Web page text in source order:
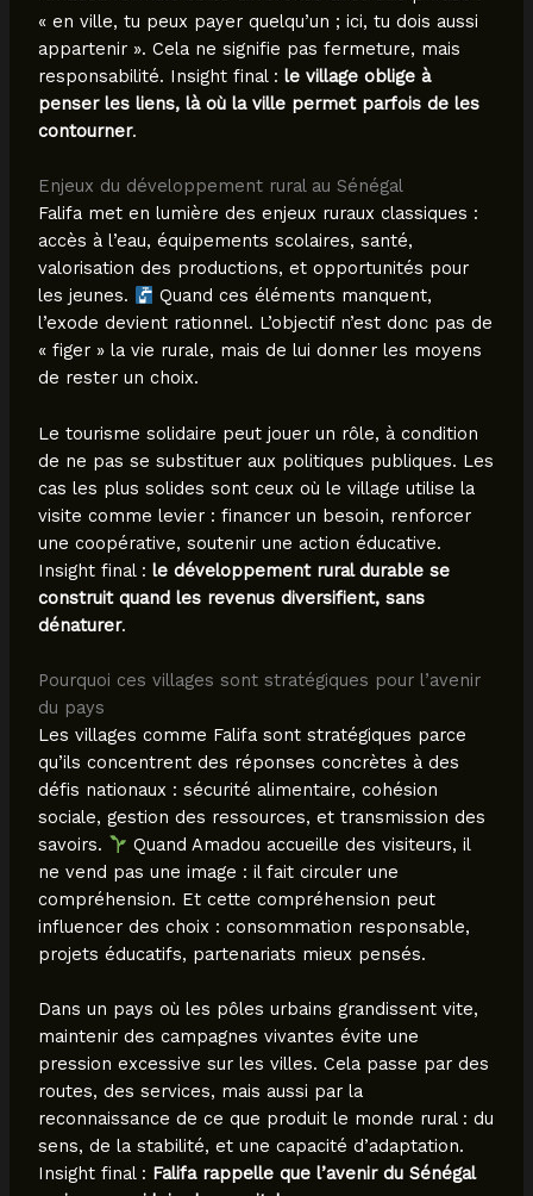
« en ville, tu peux payer quelqu’un ; ici, tu dois aussi
appartenir ». Cela ne signifie pas fermeture, mais
responsabilité. Insight final : le village oblige à
penser les liens, là où la ville permet parfois de les
contourner.
Enjeux du développement rural au Sénégal
Falifa met en lumière des enjeux ruraux classiques :
accès à l’eau, équipements scolaires, santé,
valorisation des productions, et opportunités pour
les jeunes.
Quand ces éléments manquent,
l’exode devient rationnel. L’objectif n’est donc pas de
« figer » la vie rurale, mais de lui donner les moyens
de rester un choix.
Le tourisme solidaire peut jouer un rôle, à condition
de ne pas se substituer aux politiques publiques. Les
cas les plus solides sont ceux où le village utilise la
visite comme levier : financer un besoin, renforcer
une coopérative, soutenir une action éducative.
Insight final : le développement rural durable se
construit quand les revenus diversifient, sans
dénaturer.
Pourquoi ces villages sont stratégiques pour l’avenir
du pays
Les villages comme Falifa sont stratégiques parce
qu’ils concentrent des réponses concrètes à des
défis nationaux : sécurité alimentaire, cohésion
sociale, gestion des ressources, et transmission des
savoirs.
Quand Amadou accueille des visiteurs, il
ne vend pas une image : il fait circuler une
compréhension. Et cette compréhension peut
influencer des choix : consommation responsable,
projets éducatifs, partenariats mieux pensés.
Dans un pays où les pôles urbains grandissent vite,
maintenir des campagnes vivantes évite une
pression excessive sur les villes. Cela passe par des
routes, des services, mais aussi par la
reconnaissance de ce que produit le monde rural : du
sens, de la stabilité, et une capacité d’adaptation.
Insight final : Falifa rappelle que l’avenir du Sénégal